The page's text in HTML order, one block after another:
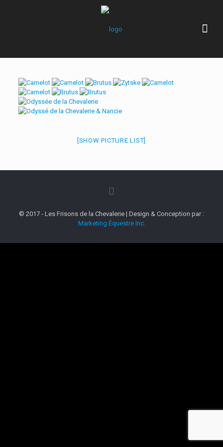
[SHOW PICTURE LIST]
© 2017 - Les Frisons de la Chevalerie | Design & Conception par :
Marketing Équestre Inc.